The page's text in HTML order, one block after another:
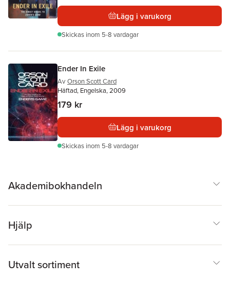
Lägg i varukorg
Skickas inom 5-8 vardagar
Ender In Exile
Av Orson Scott Card
Häftad, Engelska, 2009
179 kr
Lägg i varukorg
Skickas inom 5-8 vardagar
Akademibokhandeln
Hjälp
Utvalt sortiment